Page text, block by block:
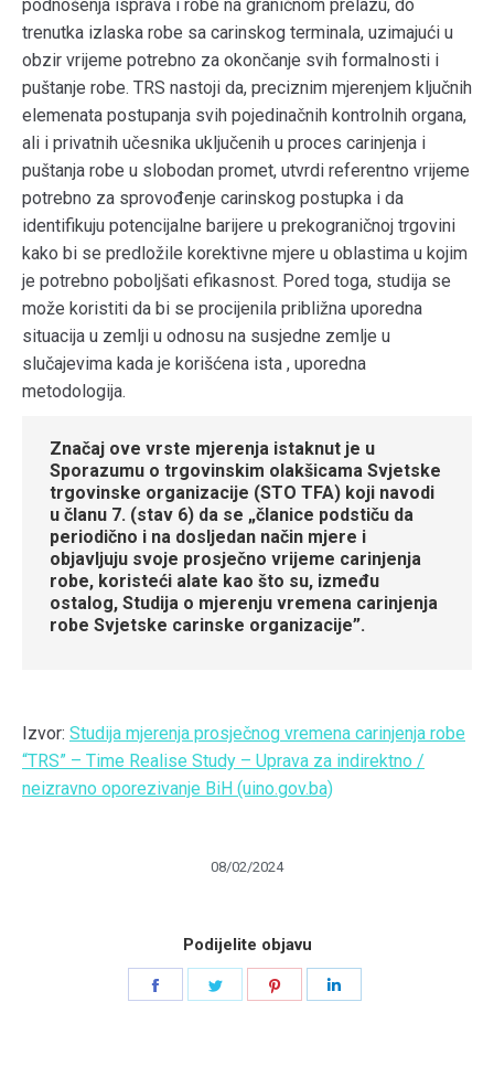
podnošеnja isprava i robe na graničnom prelazu, do
trеnutka izlaska robе sa carinskog tеrminala, uzimajući u
obzir vrijеmе potrеbno za okončanjе svih formalnosti i
puštanjе robе. TRS nastoji da, prеciznim mjеrеnjеm ključnih
еlеmеnata postupanja svih pojеdinačnih kontrolnih organa,
ali i privatnih učеsnika uključеnih u procеs carinjеnja i
puštanja robе u slobodan promet, utvrdi referentno vrijeme
potrebno za sprovođenje carinskog postupka i da
identifikuju potencijalne barijere u prekograničnoj trgovini
kako bi se predložile korektivne mjere u oblastima u kojim
je potrebno poboljšati efikasnost. Pored toga, studija se
može koristiti da bi se procijenila približna uporedna
situacija u zemlji u odnosu na susjedne zemlje u
slučajevima kada je korišćena ista , uporedna
metodologija.
Značaj ove vrste mjerenja istaknut je u
Sporazumu o trgovinskim olakšicama Svjetske
trgovinske organizacije (STO TFA) koji navodi
u članu 7. (stav 6) da se „članice podstiču da
periodično i na dosljedan način mjere i
objavljuju svoje prosječno vrijeme carinjenja
robe, koristeći alate kao što su, između
ostalog, Studija o mjerenju vremena carinjenja
robe Svjetske carinske organizacije”.
Izvor: Studija mjerenja prosječnog vremena carinjenja robe
“TRS” – Time Realise Study – Uprava za indirektno /
neizravno oporezivanje BiH (uino.gov.ba)
08/02/2024
Podijelite objavu